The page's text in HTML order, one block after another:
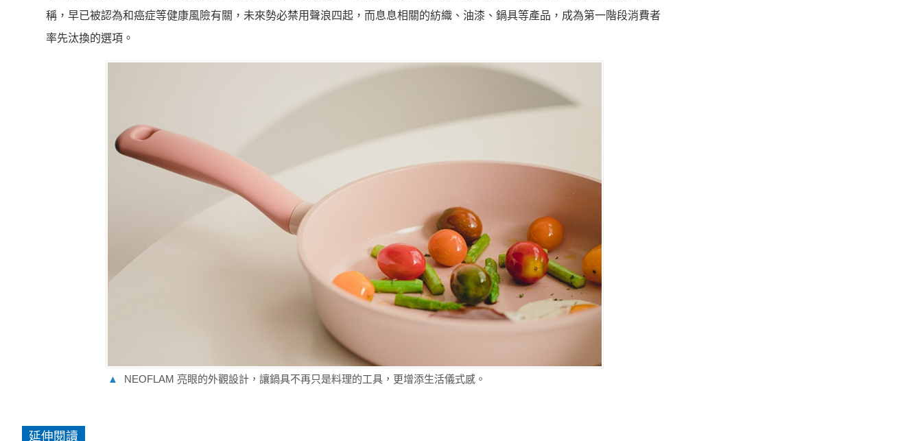
稱，早已被認為和癌症等健康風險有關，未來勢必禁用聲浪四起，而息息相關的紡織、油漆、鍋具等產品，成為第一階段消費者
率先汰換的選項。
▲ NEOFLAM 亮眼的外觀設計，讓鍋具不再只是料理的工具，更增添生活儀式感。
延伸閱讀